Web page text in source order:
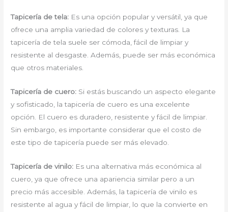
Tapicería de tela: Es una opción popular y versátil, ya que
ofrece una amplia variedad de colores y texturas. La
tapicería de tela suele ser cómoda, fácil de limpiar y
resistente al desgaste. Además, puede ser más económica
que otros materiales.
Tapicería de cuero: Si estás buscando un aspecto elegante
y sofisticado, la tapicería de cuero es una excelente
opción. El cuero es duradero, resistente y fácil de limpiar.
Sin embargo, es importante considerar que el costo de
este tipo de tapicería puede ser más elevado.
Tapicería de vinilo: Es una alternativa más económica al
cuero, ya que ofrece una apariencia similar pero a un
precio más accesible. Además, la tapicería de vinilo es
resistente al agua y fácil de limpiar, lo que la convierte en